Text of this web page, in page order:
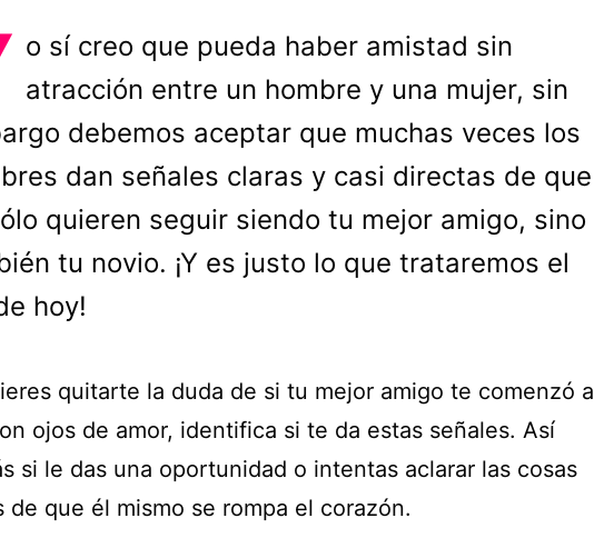
o sí creo que pueda haber amistad sin
atracción entre un hombre y una mujer, sin
debemos aceptar que muchas veces los
dan señales claras y casi directas de que
quieren seguir siendo tu mejor amigo, sino
tu novio. ¡Y es justo lo que trataremos el
hoy!
quitarte la duda de si tu mejor amigo te comenzó a
ojos de amor, identifica si te da estas señales. Así
si le das una oportunidad o intentas aclarar las cosas
de que él mismo se rompa el corazón.